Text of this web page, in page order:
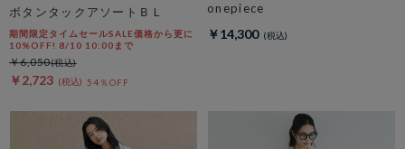
ボタンタックアソートＢＬ
期間限定タイムセールSALE価格から更に
10%OFF! 8/10 10:00まで
￥2,723 54％OFF
￥6,050
onepiece
￥14,300